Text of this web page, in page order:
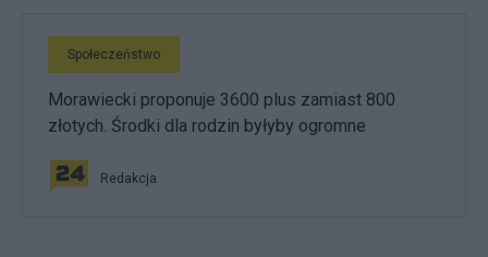
Społeczeństwo
Morawiecki proponuje 3600 plus zamiast 800
złotych. Środki dla rodzin byłyby ogromne
Redakcja